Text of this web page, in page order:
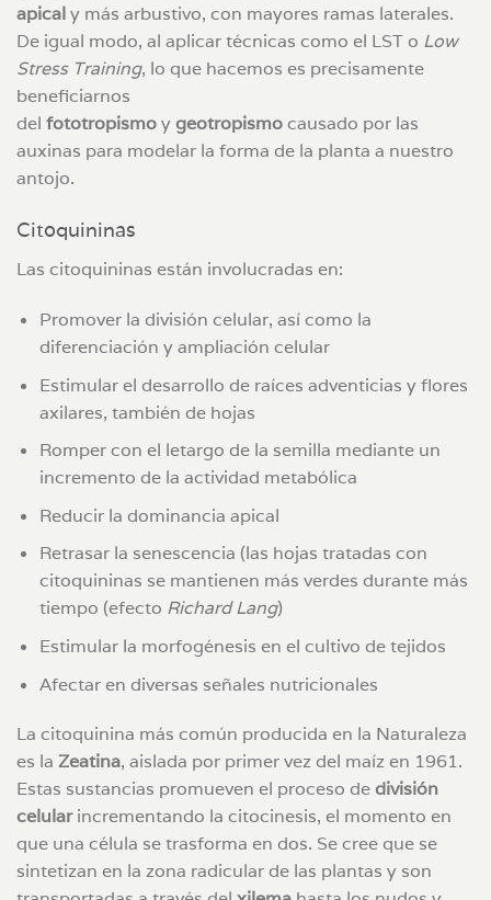
apicaly más arbustivo, con mayores ramas laterales.
De igual modo, al aplicar técnicas como el LST o Low
Stress Training, lo que hacemos es precisamente
beneficiarnos
del fototropismoygeotropismocausado por las
auxinas para modelar la forma de la planta a nuestro
antojo.
Citoquininas
Las citoquininas están involucradas en:
Promover la división celular, así como la
diferenciación y ampliación celular
Estimular el desarrollo de raíces adventicias y flores
axilares, también de hojas
Romper con el letargo de la semilla mediante un
incremento de la actividad metabólica
Reducir la dominancia apical
Retrasar la senescencia (las hojas tratadas con
citoquininas se mantienen más verdes durante más
tiempo (efecto Richard Lang)
Estimular la morfogénesis en el cultivo de tejidos
Afectar en diversas señales nutricionales
La citoquinina más común producida en la Naturaleza
es la Zeatina, aislada por primer vez del maíz en 1961.
Estas sustancias promueven el proceso dedivisión
celularincrementando la citocinesis, el momento en
que una célula se trasforma en dos. Se cree que se
sintetizan en la zona radicular de las plantas y son